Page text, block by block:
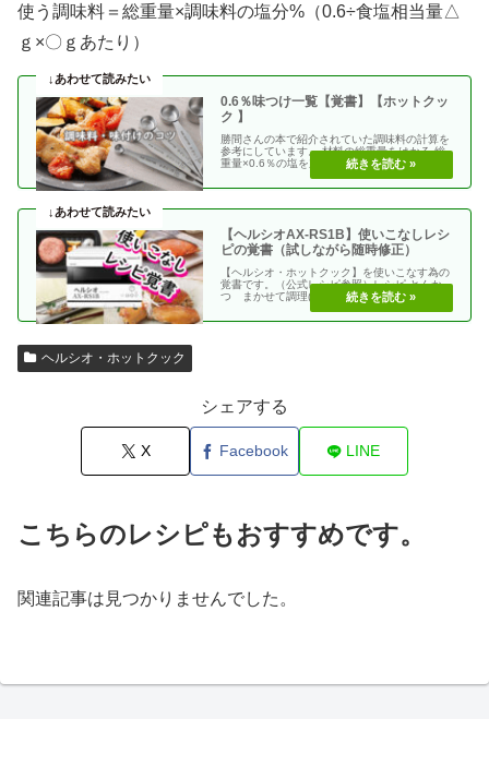
使う調味料＝総重量×調味料の塩分%（0.6÷食塩相当量△
ｇ×〇ｇあたり）
0.6％味つけ一覧【覚書】【ホットクッ
ク 】
勝間さんの本で紹介されていた調味料の計算を
参考にしています。 材料の総重量をはかる 総
重量×0.6％の塩を加える 使う調味料＝（総重
【ヘルシオAX-RS1B】使いこなしレシ
ピの覚書（試しながら随時修正）
【ヘルシオ・ホットクック】を使いこなす為の
覚書です。（公式レシピ参照）レシピ とんか
つ まかせて調理(網焼き・揚げる) エビフラ
ヘルシオ・ホットクック
シェアする
X Facebook LINE
こちらのレシピもおすすめです。
関連記事は見つかりませんでした。